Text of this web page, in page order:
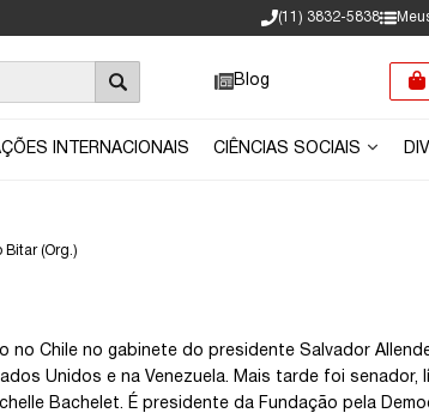
(11) 3832-5838
Blog
INTERNACIONAIS CIÊNCIAS SOCIAIS
Bitar (Org.)
no Chile no gabinete do presidente Salvador
Unidos e na Venezuela. Mais tarde foi senador,
Bachelet. É presidente da Fundação pela